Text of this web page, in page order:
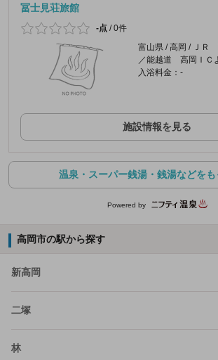
冨士見荘旅館
-点 /0件
富山県 / 高岡 / ＪＲ
／能越道 高岡ＩＣ
入浴料金：-
施設情報を見る
温泉・スーパー銭湯・銭湯などをも
Powered by
高岡市の駅から探す
新高岡
二塚
林